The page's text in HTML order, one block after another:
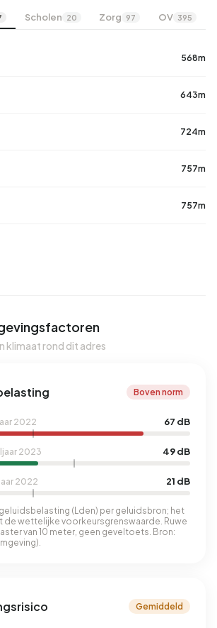
Scholen 20 Zorg 97 OV 395
568m
643m
724m
757m
757m
klimaat rond dit adres
Boven norm
2022 67 dB
2023 49 dB
2022 21 dB
(Lden) per geluidsbron; het
de wettelijke voorkeursgrenswaarde. Ruwe
van 10 meter, geen geveltoets. Bron:
Gemiddeld